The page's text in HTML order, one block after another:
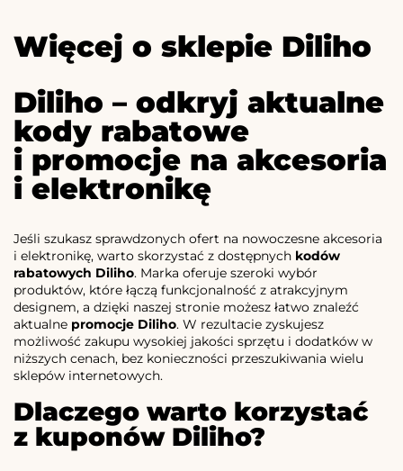
Więcej o sklepie Diliho
Diliho – odkryj aktualne
kody rabatowe
i promocje na akcesoria
i elektronikę
Jeśli szukasz sprawdzonych ofert na nowoczesne akcesoria
i elektronikę, warto skorzystać z dostępnych kodów
rabatowych Diliho. Marka oferuje szeroki wybór
produktów, które łączą funkcjonalność z atrakcyjnym
designem, a dzięki naszej stronie możesz łatwo znaleźć
aktualne promocje Diliho. W rezultacie zyskujesz
możliwość zakupu wysokiej jakości sprzętu i dodatków w
niższych cenach, bez konieczności przeszukiwania wielu
sklepów internetowych.
Dlaczego warto korzystać
z kuponów Diliho?